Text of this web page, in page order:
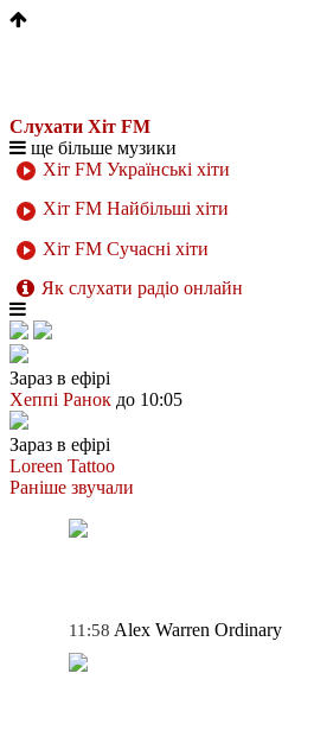
Слухати Хіт FM
ще більше музики
Хіт FM Українські хіти
Хіт FM Найбільші хіти
Хіт FM Сучасні хіти
Як слухати радіо онлайн
Зараз в ефірі
Хеппі Ранок до 10:05
Зараз в ефірі
Loreen Tattoo
Раніше звучали
11:58 Alex Warren Ordinary